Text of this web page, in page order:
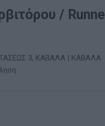
/
3, ΚΑΒΑΛΑ | ΚΑΒΑΛΑ